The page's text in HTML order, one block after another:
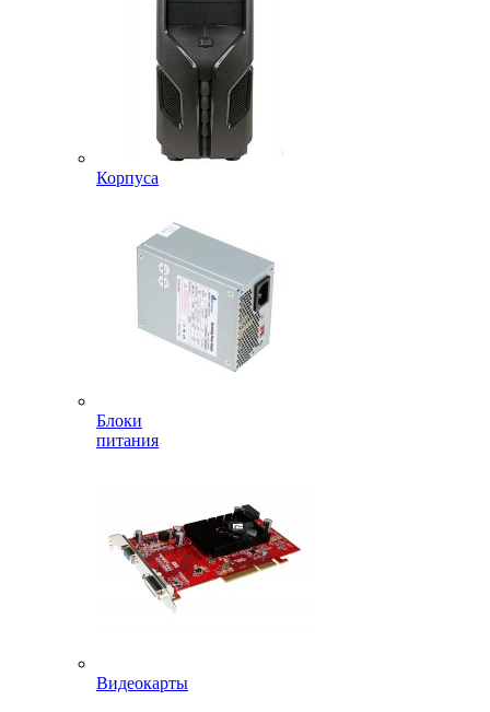
Корпуса
Блоки
питания
Видеокарты